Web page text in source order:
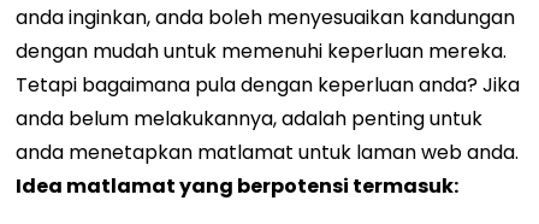
anda inginkan, anda boleh menyesuaikan kandungan
dengan mudah untuk memenuhi keperluan mereka.
Tetapi bagaimana pula dengan keperluan anda? Jika
anda belum melakukannya, adalah penting untuk
anda menetapkan matlamat untuk laman web anda.
Idea matlamat yang berpotensi termasuk: